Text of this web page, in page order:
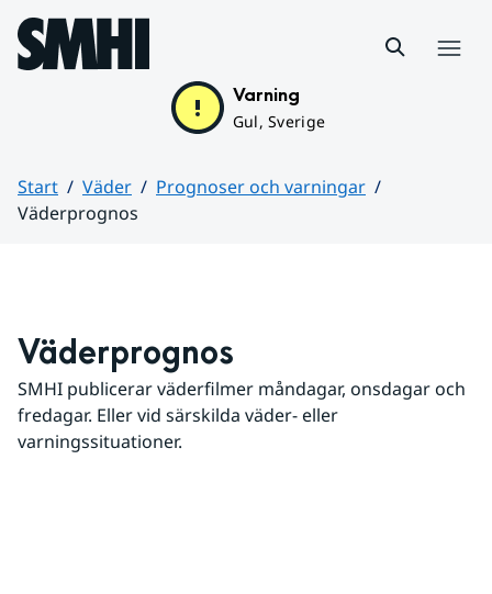
Hoppa till sidans innehåll
Varning
Gul, Sverige
Start Väder
Prognoser och varningar
Väderprognos
Väderprognos
SMHI publicerar väderfilmer måndagar, onsdagar och
fredagar. Eller vid särskilda väder- eller
varningssituationer.